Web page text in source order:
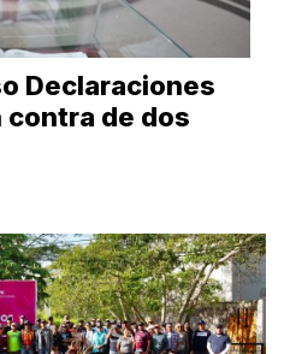
Declaraciones
contra de dos